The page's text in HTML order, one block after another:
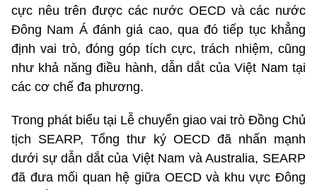
cực nêu trên được các nước OECD và các nước
Đông Nam Á đánh giá cao, qua đó tiếp tục khẳng
định vai trò, đóng góp tích cực, trách nhiệm, cũng
như khả năng điều hành, dẫn dắt của Việt Nam tại
các cơ chế đa phương.
Trong phát biểu tại Lễ chuyển giao vai trò Đồng Chủ
tịch SEARP, Tổng thư ký OECD đã nhấn mạnh
dưới sự dẫn dắt của Việt Nam và Australia, SEARP
đã đưa mối quan hệ giữa OECD và khu vực Đông